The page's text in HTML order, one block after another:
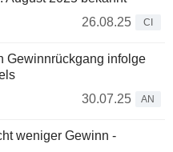
26.08.25
CI
Gewinnrückgang infolge
30.07.25
AN
weniger Gewinn -